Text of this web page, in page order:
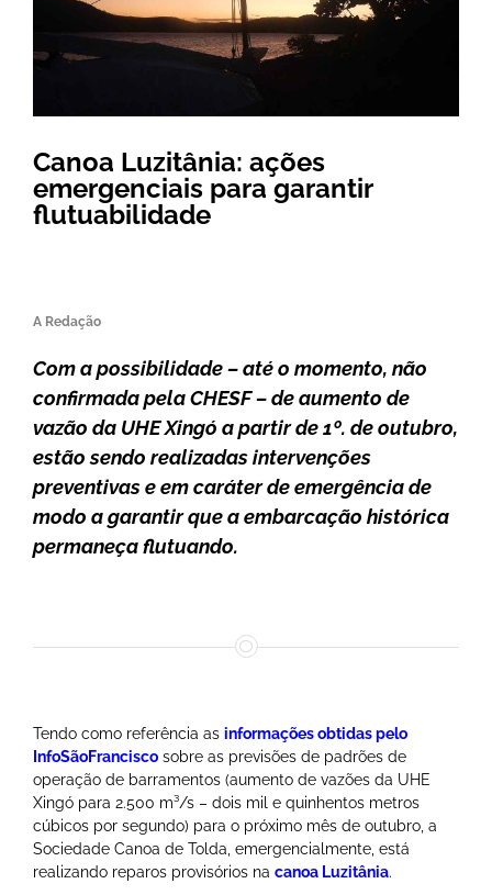
Canoa Luzitânia: ações
emergenciais para garantir
flutuabilidade
A Redação
Com a possibilidade – até o momento, não
confirmada pela CHESF – de aumento de
vazão da UHE Xingó a partir de 1º. de outubro,
estão sendo realizadas intervenções
preventivas e em caráter de emergência de
modo a garantir que a embarcação histórica
permaneça flutuando.
Tendo como referência as informações obtidas pelo
InfoSãoFrancisco sobre as previsões de padrões de
operação de barramentos (aumento de vazões da UHE
Xingó para 2.500 m³/s – dois mil e quinhentos metros
cúbicos por segundo) para o próximo mês de outubro, a
Sociedade Canoa de Tolda, emergencialmente, está
realizando reparos provisórios na canoa Luzitânia.